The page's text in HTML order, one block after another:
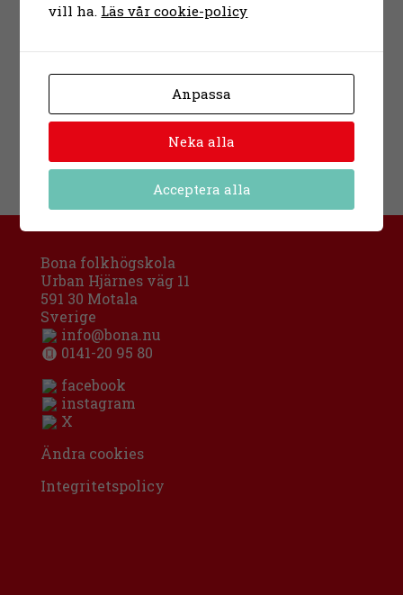
Bona folkhögskola
Urban Hjärnes väg 11
591 30 Motala
Sverige
info@bona.nu
0141-20 95 80
facebook
instagram
X
Ändra cookies
Integritetspolicy
vill ha. Läs vår cookie-policy
Anpassa
Neka alla
Acceptera alla